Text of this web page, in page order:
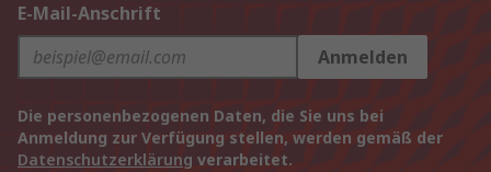
E-Mail-Anschrift
Anmelden
Die personenbezogenen Daten, die Sie uns bei
Anmeldung zur Verfügung stellen, werden gemäß der
Datenschutzerklärung verarbeitet.